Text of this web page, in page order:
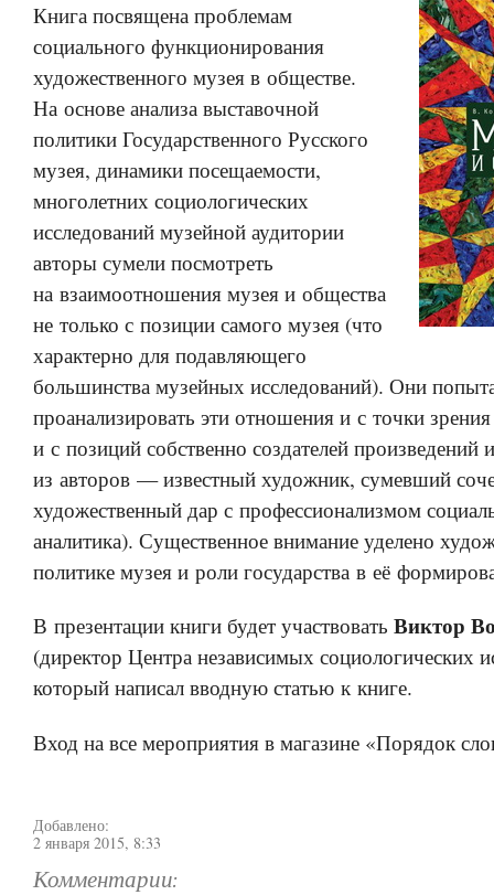
Книга посвящена проблемам
социального функционирования
художественного музея в обществе.
На основе анализа выставочной
политики Государственного Русского
музея, динамики посещаемости,
многолетних социологических
исследований музейной аудитории
авторы сумели посмотреть
на взаимоотношения музея и общества
не только с позиции самого музея (что
характерно для подавляющего
большинства музейных исследований). Они
проанализировать эти отношения и с точки
и с позиций собственно создателей произведений
из авторов — известный художник, сумевший
художественный дар с профессионализмом
аналитика). Существенное внимание уделено
политике музея и роли государства в её
В презентации книги будет участвовать Виктор
(директор Центра независимых социологических
который написал вводную статью к книге.
Вход на все мероприятия в магазине «Порядок
Добавлено:
2 января 2015, 8:33
Комментарии: